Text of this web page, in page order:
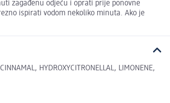
zagađenu odjeću i oprati prije ponovne
ispirati vodom nekoliko minuta. Ako je
HYDROXYCITRONELLAL, LIMONENE,